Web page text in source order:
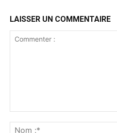
LAISSER UN COMMENTAIRE